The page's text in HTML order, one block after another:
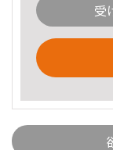
受